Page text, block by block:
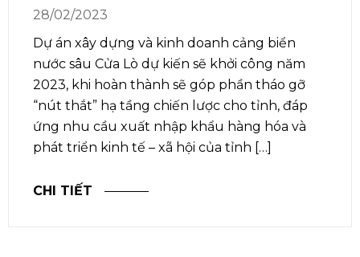
28/02/2023
Dự án xây dựng và kinh doanh cảng biển
nước sâu Cửa Lò dự kiến sẽ khởi công năm
2023, khi hoàn thành sẽ góp phần tháo gỡ
“nút thắt” hạ tầng chiến lược cho tỉnh, đáp
ứng nhu cầu xuất nhập khẩu hàng hóa và
phát triển kinh tế – xã hội của tỉnh […]
CHI TIẾT